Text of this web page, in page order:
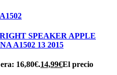
SPEAKER APPLE
A1502 13 2015
16,80€.14,99€El precio